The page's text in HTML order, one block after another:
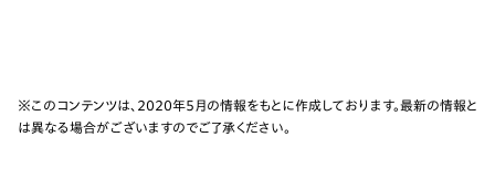
※このコンテンツは、2020年5月の情報をもとに作成しております。最新の情報と
は異なる場合がございますのでご了承ください。